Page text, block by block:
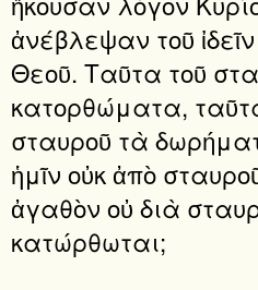
ἀνέβλεψαν τοῦ
Θεοῦ. Ταῦτα τοῦ
κατορθώματα,
σταυροῦ τὰ
ἡμῖν οὐκ ἀπὸ
ἀγαθὸν οὐ διὰ
κατώρθωται;